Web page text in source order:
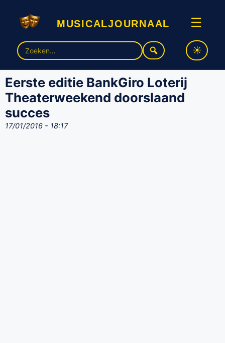
musicaljournaal ☰
Zoek
naar:
Eerste editie BankGiro Loterij
Theaterweekend doorslaand
succes
17/01/2016 - 18:17